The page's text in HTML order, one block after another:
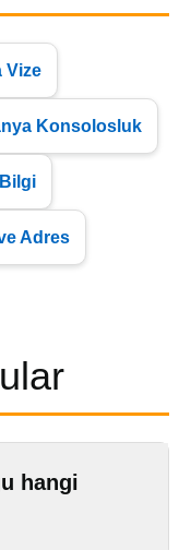
Vize
Konsolosluk
Adres
hangi